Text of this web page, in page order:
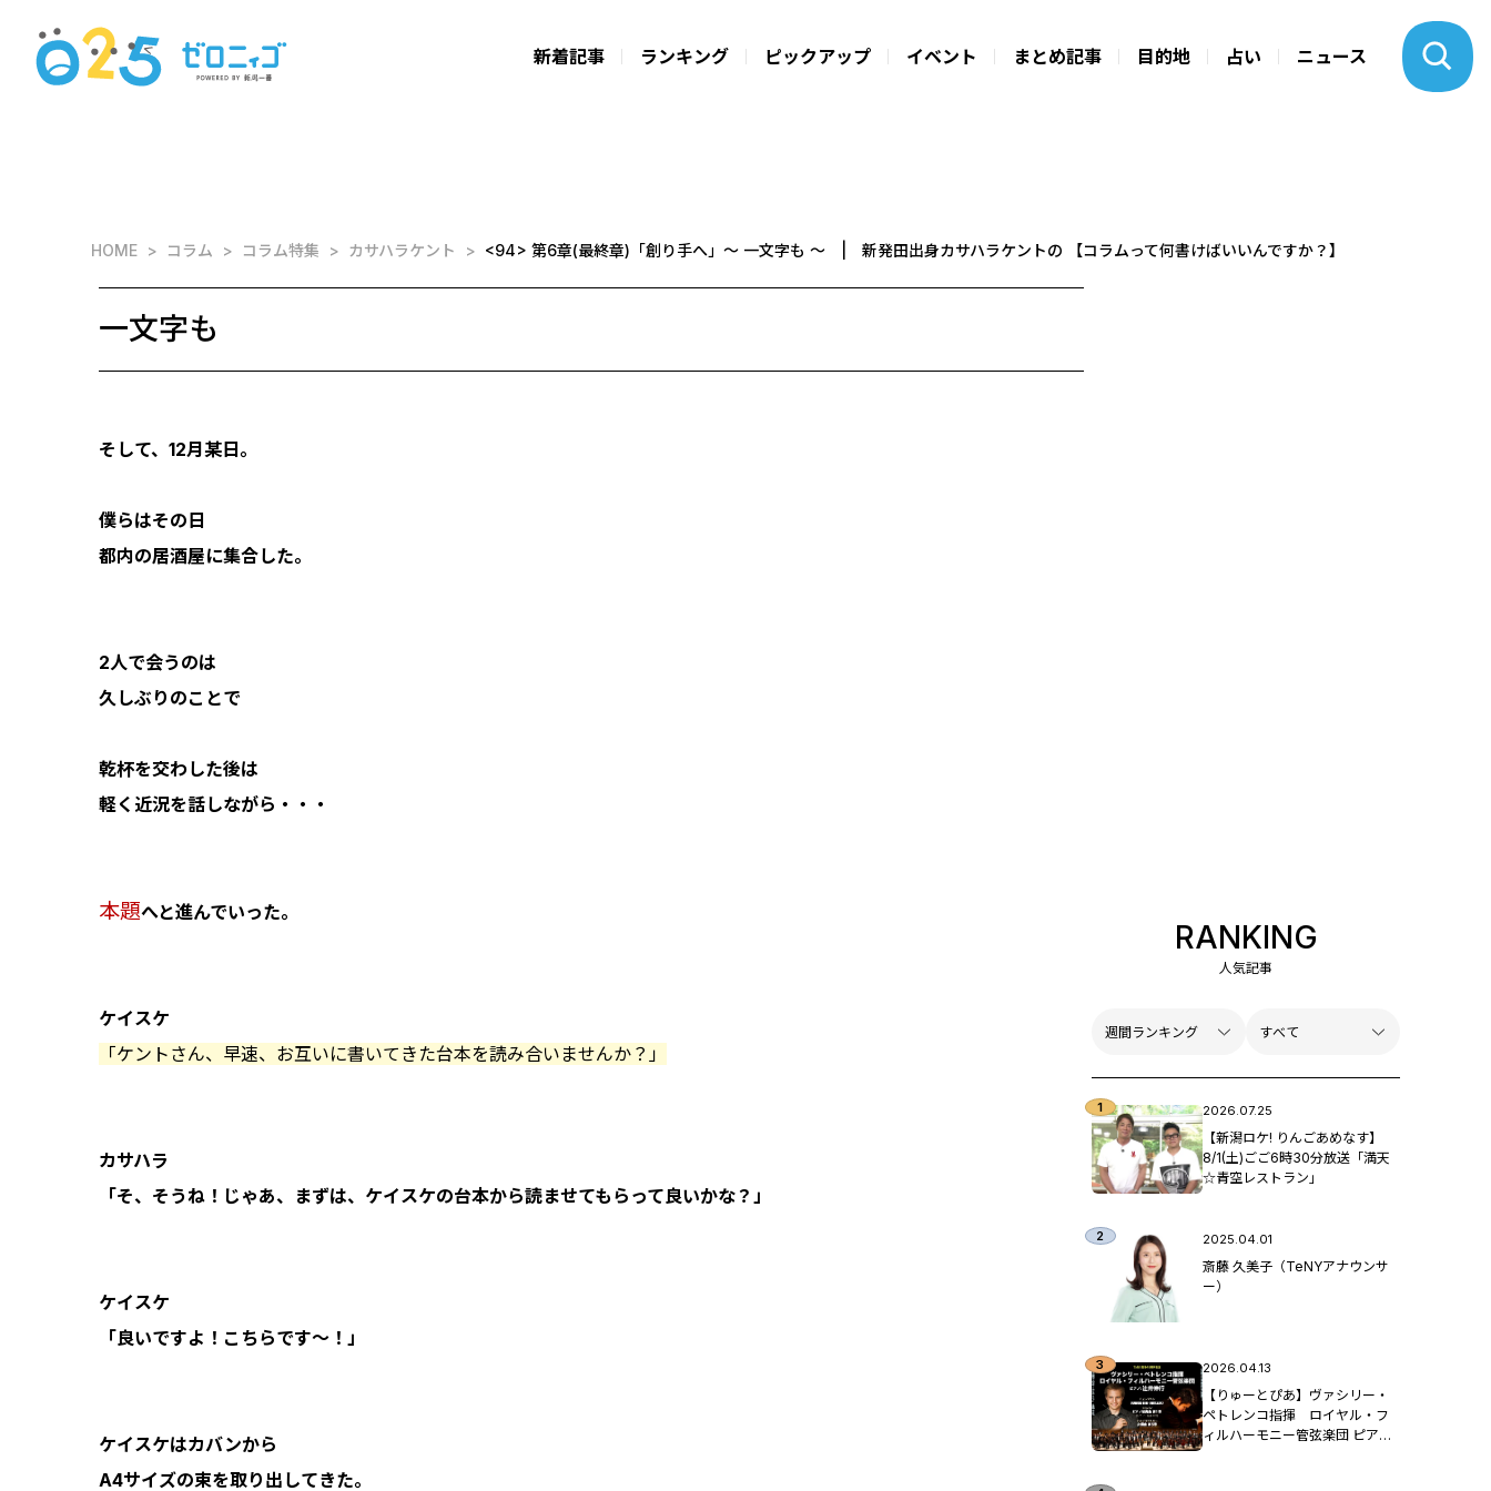
新着記事 ランキング ピックアップ イベント まとめ記事 目的地 占い ニュース
HOME コラム コラム特集 カサハラケント <94> 第6章(最終章)「創り手へ」〜 一文字も 〜 | 新発田出身カサハラケントの 【コラムって何書けばいいんですか？】
一文字も
そして、12月某日。
僕らはその日
都内の居酒屋に集合した。
2人で会うのは
久しぶりのことで
乾杯を交わした後は
軽く近況を話しながら・・・
本題へと進んでいった。
ケイスケ
「ケントさん、早速、お互いに書いてきた台本を読み合いませんか？」
カサハラ
「そ、そうね！じゃあ、まずは、ケイスケの台本から読ませてもらって良いかな？」
ケイスケ
「良いですよ！こちらです〜！」
ケイスケはカバンから
A4サイズの束を取り出してきた。
RANKING
人気記事
2026.07.25
【新潟ロケ! りんごあめなす】
8/1(土)ごご6時30分放送「満天
☆青空レストラン」
2025.04.01
斎藤 久美子（TeNYアナウンサ
ー）
2026.04.13
【りゅーとぴあ】ヴァシリー・
ペトレンコ指揮 ロイヤル・フ
ィルハーモニー管弦楽団 ピア